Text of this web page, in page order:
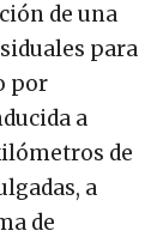
de una
para
por
a
de
a
de